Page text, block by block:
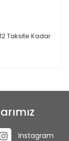
Taksite Kadar
Instagram